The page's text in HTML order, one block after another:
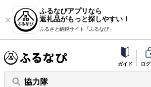
ふるなびアプリなら
返礼品がもっと探しやすい！
ふるさと納税サイト「ふるなび」
ガイド ロ
協力隊